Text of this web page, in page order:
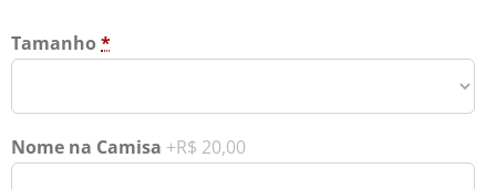
Tamanho *
Nome na Camisa +R$ 20,00